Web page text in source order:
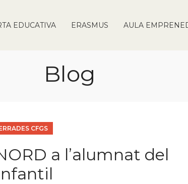
EDUCATIVA ERASMUS AULA
Blog
CFGS
a l’alumnat del